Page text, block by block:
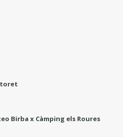
Birba x Càmping els Roures